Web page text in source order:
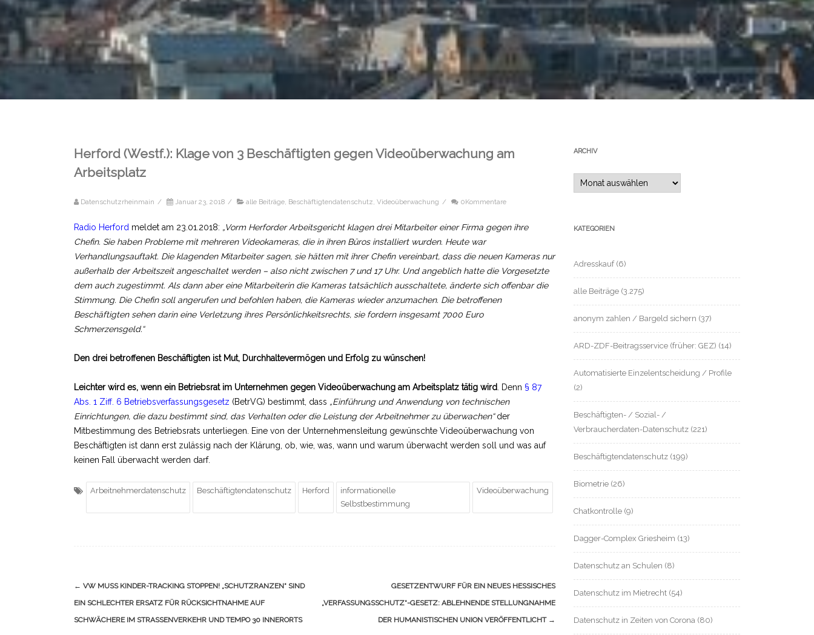
Herford (Westf.): Klage von 3 Beschäftigten gegen Videoüberwachung am
Arbeitsplatz
Datenschutzrheinmain / Januar 23, 2018 / alle Beiträge Beschäftigtendatenschutz Videoüberwachung / 0Kommentare
Radio Herford meldet am 23.01.2018: „Vorm Herforder Arbeitsgericht klagen drei Mitarbeiter einer Firma gegen ihre
Chefin. Sie haben Probleme mit mehreren Videokameras, die in ihren Büros installiert wurden. Heute war
Verhandlungsauftakt. Die klagenden Mitarbeiter sagen, sie hätten mit ihrer Chefin vereinbart, dass die neuen Kameras nur
außerhalb der Arbeitszeit angeschaltet werden – also nicht zwischen 7 und 17 Uhr. Und angeblich hatte die Vorgesetzte
dem auch zugestimmt. Als dann aber eine Mitarbeiterin die Kameras tatsächlich ausschaltete, änderte sich offenbar die
Stimmung. Die Chefin soll angerufen und befohlen haben, die Kameras wieder anzumachen. Die betroffenen
Beschäftigten sehen darin eine Verletzung ihres Persönlichkeitsrechts, sie fordern insgesamt 7000 Euro
Schmerzensgeld.“
Den drei betroffenen Beschäftigten ist Mut, Durchhaltevermögen und Erfolg zu wünschen!
Leichter wird es, wenn ein Betriebsrat im Unternehmen gegen Videoüberwachung am Arbeitsplatz tätig wird . Denn § 87
Abs. 1 Ziff. 6 Betriebsverfassungsgesetz (BetrVG) bestimmt, dass „Einführung und Anwendung von technischen
Einrichtungen, die dazu bestimmt sind, das Verhalten oder die Leistung der Arbeitnehmer zu überwachen“der
Mitbestimmung des Betriebsrats unterliegen. Eine von der Unternehmensleitung gewünschte Videoüberwachung von
Beschäftigten ist dann erst zulässig nach der Klärung, ob, wie, was, wann und warum überwacht werden soll und was auf
keinen Fall überwacht werden darf.
Arbeitnehmerdatenschutz Beschäftigtendatenschutz Herford
informationelle
Selbstbestimmung
Videoüberwachung
Navigation
(Beiträge)
← VW MUSS KINDER-TRACKING STOPPEN! „SCHUTZRANZEN“ SIND
EIN SCHLECHTER ERSATZ FÜR RÜCKSICHTNAHME AUF
SCHWÄCHERE IM STRASSENVERKEHR UND TEMPO 30 INNERORTS
GESETZENTWURF FÜR EIN NEUES HESSISCHES
„VERFASSUNGSSCHUTZ“-GESETZ: ABLEHNENDE STELLUNGNAHME
DER HUMANISTISCHEN UNION VERÖFFENTLICHT →
ARCHIV
Archiv
KATEGORIEN
Adresskauf(6)
alle Beiträge (3.275)
anonym zahlen / Bargeld sichern (37)
ARD-ZDF-Beitragsservice (früher: GEZ) (14)
Automatisierte Einzelentscheidung / Profile
(2)
Beschäftigten- / Sozial- /
Verbraucherdaten-Datenschutz (221)
Beschäftigtendatenschutz (199)
Biometrie (26)
Chatkontrolle (9)
Dagger-Complex Griesheim (13)
Datenschutz an Schulen (8)
Datenschutz im Mietrecht (54)
Datenschutz in Zeiten von Corona (80)